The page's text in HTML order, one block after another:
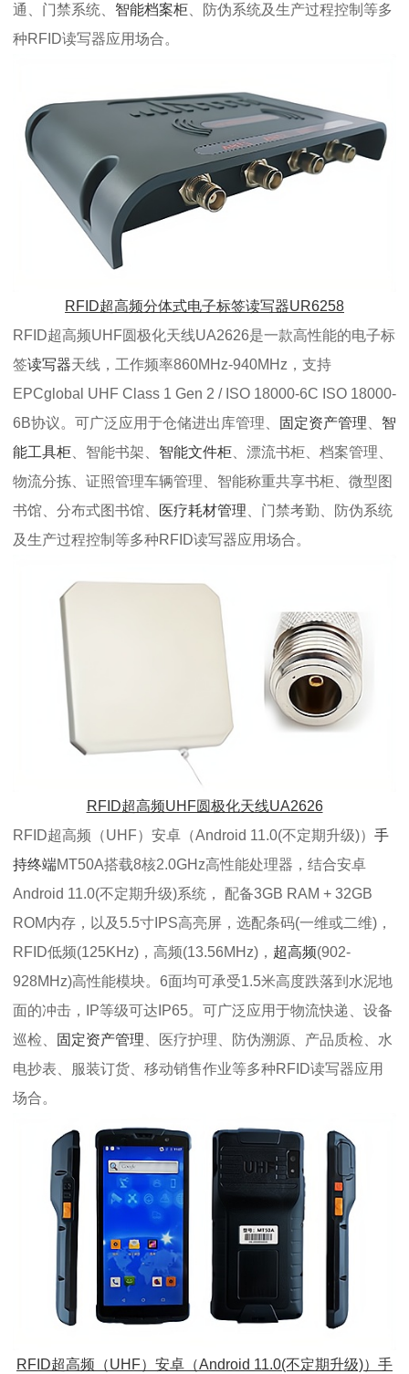
通、门禁系统、 智能档案柜 、防伪系统及生产过程控制等多
种RFID读写器应用场合。
RFID超高频分体式电子标签读写器UR6258
RFID超高频UHF圆极化天线UA2626是一款高性能的电子标
签读写器天线，工作频率860MHz-940MHz，支持
EPCglobal UHF Class 1 Gen 2 / ISO 18000-6C ISO 18000-
6B协议。可广泛应用于仓储进出库管理、
固定资产管理
智
能工具柜 、智能书架、 智能文件柜 、漂流书柜、档案管理、
物流分拣、证照管理车辆管理、智能称重共享书柜、微型图
书馆、分布式图书馆、
医疗耗材管理 、门禁考勤、防伪系统
及生产过程控制等多种RFID读写器应用场合。
RFID超高频UHF圆极化天线UA2626
RFID超高频（UHF）安卓（Android 11.0(不定期升级)） 手
持终端MT50A搭载8核2.0GHz高性能处理器，结合安卓
Android 11.0(不定期升级)系统， 配备3GB RAM + 32GB
ROM内存，以及5.5寸IPS高亮屏，选配条码(一维或二维)，
RFID低频(125KHz)，高频(13.56MHz)， 超高频(902-
928MHz)高性能模块。6面均可承受1.5米高度跌落到水泥地
面的冲击，IP等级可达IP65。可广泛应用于物流快递、设备
巡检、
固定资产管理 、医疗护理、防伪溯源、产品质检、水
电抄表、服装订货、移动销售作业等多种RFID读写器应用
场合。
RFID超高频（UHF）安卓（Android 11.0(不定期升级)）手